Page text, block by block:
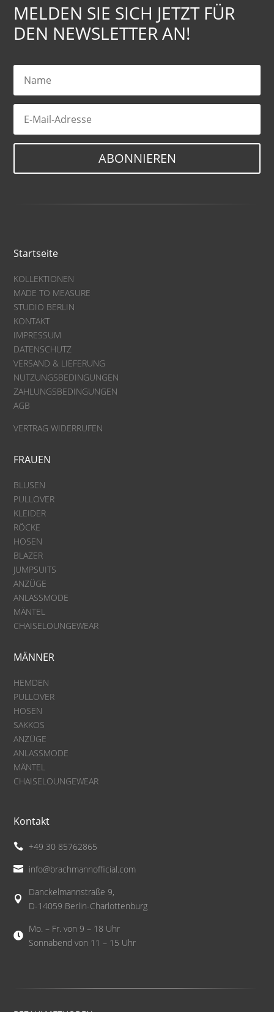
MELDEN SIE SICH JETZT FÜR
DEN NEWSLETTER AN!
ABONNIEREN
Startseite
KOLLEKTIONEN
MADE TO MEASURE
STUDIO BERLIN
KONTAKT
IMPRESSUM
DATENSCHUTZ
VERSAND & LIEFERUNG
NUTZUNGSBEDINGUNGEN
ZAHLUNGSBEDINGUNGEN
AGB
VERTRAG WIDERRUFEN
FRAUEN
BLUSEN
PULLOVER
KLEIDER
RÖCKE
HOSEN
BLAZER
JUMPSUITS
ANZÜGE
ANLASSMODE
MÄNTEL
CHAISELOUNGEWEAR
MÄNNER
HEMDEN
PULLOVER
HOSEN
SAKKOS
ANZÜGE
ANLASSMODE
MÄNTEL
CHAISELOUNGEWEAR
Kontakt
 +49 30 85762865
 info@brachmannofficial.com

Danckelmannstraße 9,
D-14059 Berlin-Charlottenburg

Mo. – Fr. von 9 – 18 Uhr
Sonnabend von 11 – 15 Uhr